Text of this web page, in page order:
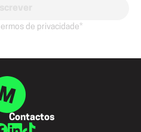
de privacidade*
Contactos